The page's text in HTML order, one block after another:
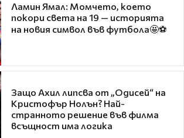
Ламин Ямал: Момчето, което
покори света на 19 — историята
на новия символ във футбола🤩⚽
Защо Ахил липсва от „Одисей“ на
Кристофър Нолън? Най-
странното решение във филма
всъщност има логика